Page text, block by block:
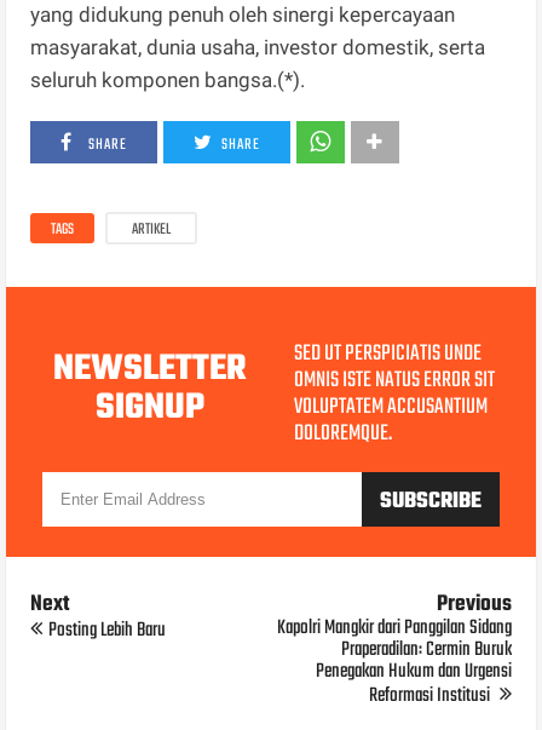
yang didukung penuh oleh sinergi kepercayaan
masyarakat, dunia usaha, investor domestik, serta
seluruh komponen bangsa.(*).
SHARE SHARE
TAGS ARTIKEL
NEWSLETTER
SIGNUP
SED UT PERSPICIATIS UNDE
OMNIS ISTE NATUS ERROR SIT
VOLUPTATEM ACCUSANTIUM
DOLOREMQUE.
Next
Posting Lebih Baru
Previous
Kapolri Mangkir dari Panggilan Sidang
Praperadilan: Cermin Buruk
Penegakan Hukum dan Urgensi
Reformasi Institusi